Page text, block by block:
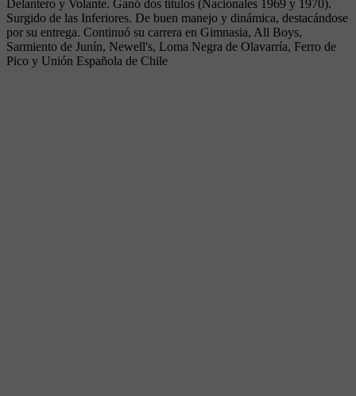
Delantero y Volante. Ganó dos títulos (Nacionales 1969 y 1970).
Surgido de las Inferiores. De buen manejo y dinámica, destacándose
por su entrega. Continuó su carrera en Gimnasia, All Boys,
Sarmiento de Junín, Newell's, Loma Negra de Olavarría, Ferro de
Pico y Unión Española de Chile